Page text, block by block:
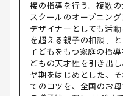
接の指導を行う。複数
スクールのオープニン
デザイナーとしても活
を超える親子の相談、
子どもをもつ家庭の指
どもの天才性を引き出
ヤ期をはじめとした、
てのコツを、全国のお